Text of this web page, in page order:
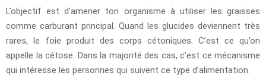
L’objectif est d’amener ton organisme à utiliser les graisses
comme carburant principal. Quand les glucides deviennent très
rares, le foie produit des corps cétoniques. C’est ce qu’on
appelle la cétose. Dans la majorité des cas, c’est ce mécanisme
qui intéresse les personnes qui suivent ce type d’alimentation.